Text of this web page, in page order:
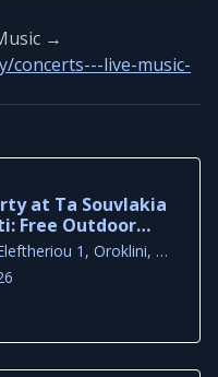
→
concerts---live-music-
at Ta Souvlakia
Free Outdoor
Christofi Eleftheriou 1, Oroklini, Larnaca